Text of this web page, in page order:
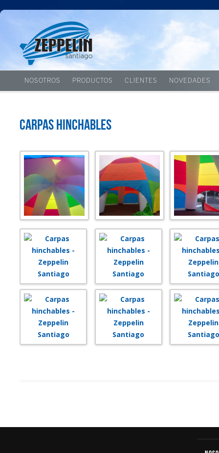
NOSOTROS PRODUCTOS CLIENTES NOVEDADES
Carpas hinchables